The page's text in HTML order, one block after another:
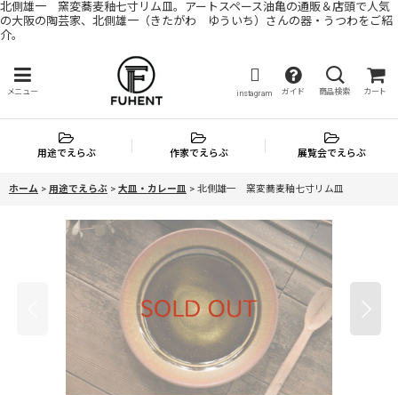
北側雄一 窯変蕎麦釉七寸リム皿。アートスペース油亀の通販＆店頭で人気
の大阪の陶芸家、北側雄一（きたがわ ゆういち）さんの器・うつわをご紹
介。
メニュー instagram ガイド 商品検索 カート
用途でえらぶ 作家でえらぶ 展覧会でえらぶ
ホーム > 用途でえらぶ > 大皿・カレー皿 > 北側雄一 窯変蕎麦釉七寸リム皿